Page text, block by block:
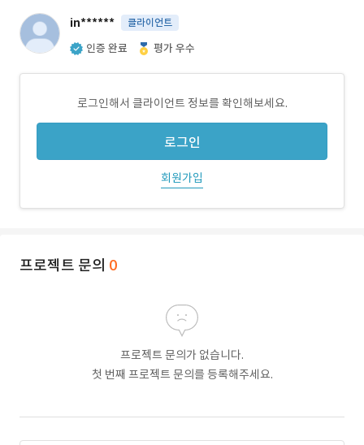
in****** 클라이언트
인증 완료 평가 우수
로그인해서 클라이언트 정보를 확인해보세요.
로그인
회원가입
프로젝트 문의 0
프로젝트 문의가 없습니다.
첫 번째 프로젝트 문의를 등록해주세요.